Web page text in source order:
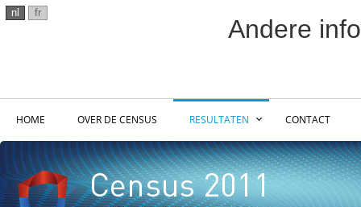
nl fr
Andere
HOME OVER DE CENSUS RESULTATEN CONTACT